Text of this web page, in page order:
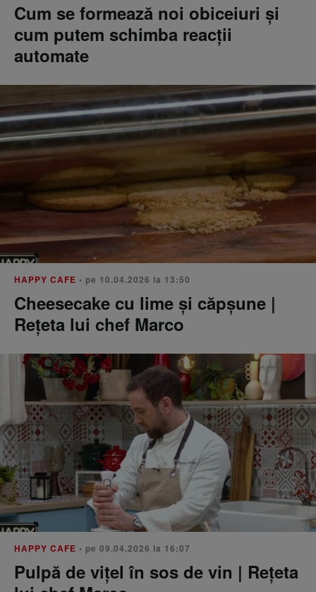
Cum se formează noi obiceiuri și
cum putem schimba reacții
automate
HAPPY CAFE • pe 10.04.2026 la 13:50
Cheesecake cu lime și căpșune |
Rețeta lui chef Marco
HAPPY CAFE • pe 09.04.2026 la 16:07
Pulpă de vițel în sos de vin | Rețeta